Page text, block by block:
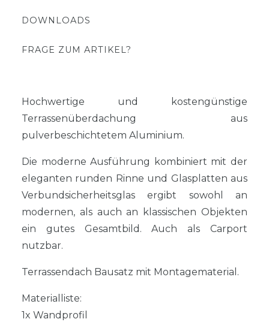
DOWNLOADS
FRAGE ZUM ARTIKEL?
Hochwertige und kostengünstige
Terrassenüberdachung aus
pulverbeschichtetem Aluminium.
Die moderne Ausführung kombiniert mit der
eleganten runden Rinne und Glasplatten aus
Verbundsicherheitsglas ergibt sowohl an
modernen, als auch an klassischen Objekten
ein gutes Gesamtbild. Auch als Carport
nutzbar.
Terrassendach Bausatz mit Montagematerial.
Materialliste:
1x Wandprofil